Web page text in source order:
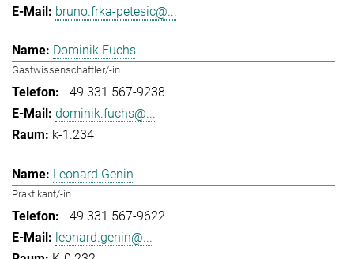
bruno.frka-petesic@...
Dominik Fuchs
Gastwissenschaftler/-in
+49 331 567-9238
dominik.fuchs@...
k-1.234
Leonard Genin
Praktikant/-in
+49 331 567-9622
leonard.genin@...